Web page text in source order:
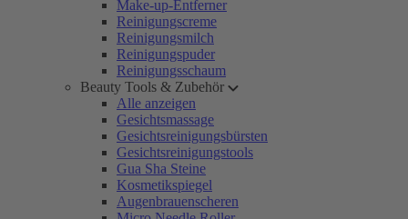
Make-up-Entferner
Reinigungscreme
Reinigungsmilch
Reinigungspuder
Reinigungsschaum
Beauty Tools & Zubehör
Alle anzeigen
Gesichtsmassage
Gesichtsreinigungsbürsten
Gesichtsreinigungstools
Gua Sha Steine
Kosmetikspiegel
Augenbrauenscheren